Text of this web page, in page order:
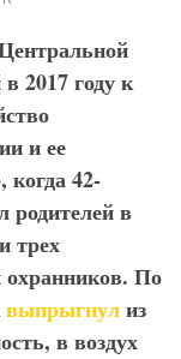
2017 году к
и ее
когда 42-
родителей в
трех
По
выпрыгнулиз
в воздух